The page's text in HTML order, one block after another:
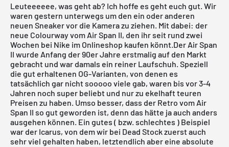
Leuteeeeee, was geht ab? Ich hoffe es geht euch gut. Wir
waren gestern unterwegs um den ein oder anderen
neuen Sneaker vor die Kamera zu ziehen. Mit dabei: der
neue Colourway vom Air Span II, den ihr seit rund zwei
Wochen bei Nike im Onlineshop kaufen könnt.Der Air Span
II wurde Anfang der 90er Jahre erstmalig auf den Markt
gebracht und war damals ein reiner Laufschuh. Speziell
die gut erhaltenen OG-Varianten, von denen es
tatsächlich gar nicht sooooo viele gab, waren bis vor 3-4
Jahren noch super beliebt und nur zu ekelhaft teuren
Preisen zu haben. Umso besser, dass der Retro vom Air
Span II so gut geworden ist, denn das hätte ja auch anders
ausgehen können. Ein gutes ( bzw. schlechtes ) Beispiel
war der Icarus, von dem wir bei Dead Stock zuerst auch
sehr viel gehalten haben, letztendlich aber eine absolute